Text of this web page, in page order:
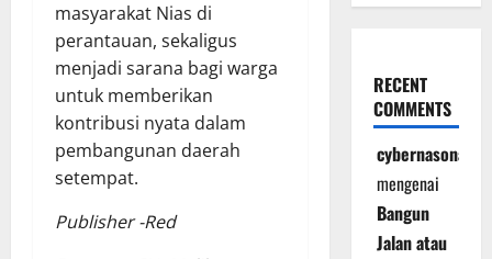
masyarakat Nias di
perantauan, sekaligus
menjadi sarana bagi warga
untuk memberikan
kontribusi nyata dalam
pembangunan daerah
setempat.
Publisher -Red
RECENT
COMMENTS
cybernasonal
mengenai
Bangun
Jalan atau